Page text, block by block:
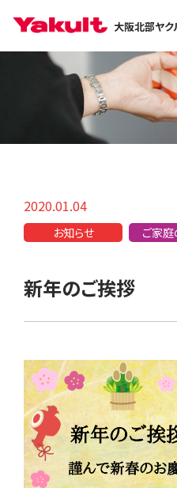
大阪北部ヤ
2020.01.04
お知らせ ご家庭
新年のご挨拶